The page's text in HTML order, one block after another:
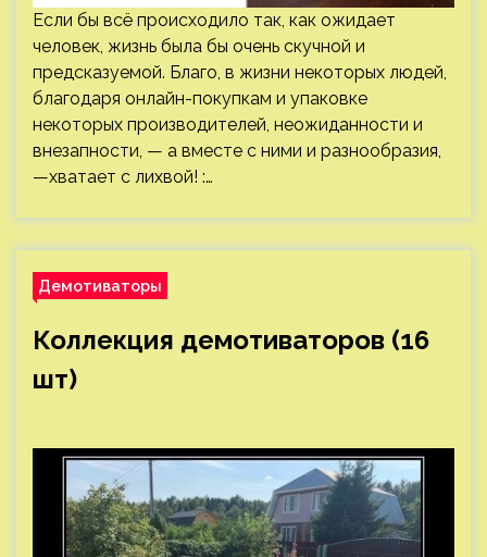
Если бы всё происходило так, как ожидает
человек, жизнь была бы очень скучной и
предсказуемой. Благо, в жизни некоторых людей,
благодаря онлайн-покупкам и упаковке
некоторых производителей, неожиданности и
внезапности, — а вместе с ними и разнообразия,
—хватает с лихвой! :…
Демотиваторы
Коллекция демотиваторов (16
шт)